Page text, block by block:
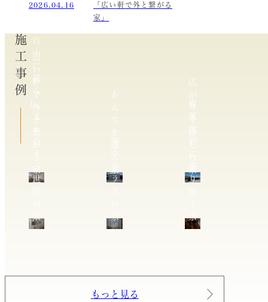
2026.04.16
「広い軒で外と繋がる
家」
施工事例
広
い
軒
で
外
と
繋
が
る
あ
え
て
を
選
広
が
り
を
愉
し
自
由
に
暮
ら
し、
支
え
合
う
世
家
空
ラ
家
複
雑
地
形
り
家
もっと見る